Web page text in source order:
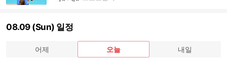
08.09 (Sun) 일정
어제 오늘 내일